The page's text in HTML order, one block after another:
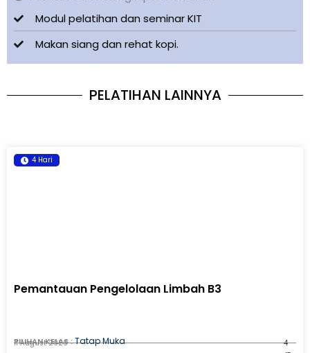
Modul pelatihan dan seminar KIT
Makan siang dan rehat kopi.
PELATIHAN LAINNYA
4 Hari
Pemantauan Pengelolaan Limbah B3
PILIHAN KELAS :Tatap Muka
11 August 2026
4